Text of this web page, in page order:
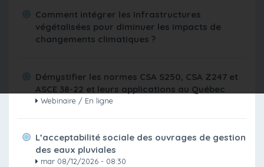
Comment intégrer les Infrastructures
végétalisées pour diminuer les impacts de
changements climatiques ?
Démystifier les normes CSA S250, CSA Z247 et
ASCE 38-22 et leurs applications au Québec
Webinaire / En ligne
L’acceptabilité sociale des ouvrages de gestion
des eaux pluviales
mar 08/12/2026 - 08:30